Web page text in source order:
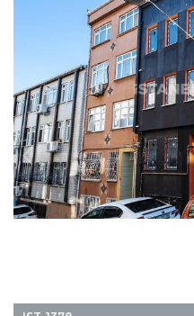
Bezugsfertiges Gebäude
Hauptverkehrsstraße
Das gesamte Gebäude in Istanbul
m² Grundstücksfläche, mit 2+1
einer Hauptverkehrsstraße entfernt
FATIH - ISTANBUL
GRUNDPREIS
750.000 USD